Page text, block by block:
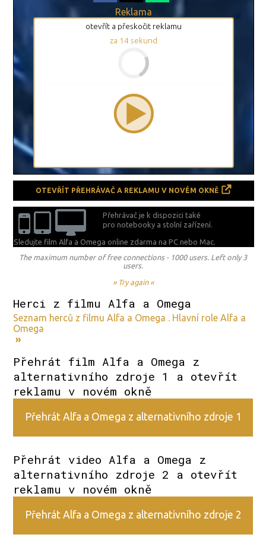
Reklama
otevřít a přeskočit reklamu
za 14 sekund
OTEVŘÍT PŘEHRÁVAČ A REKLAMU V NOVÉM OKNĚ
Přehrávač je k dispozici také
pro notebooky a stolní zařízení.
Sledujte film Alfa a Omega online zdarma naPC nebo Mac.
The maximum number of free connections - 1000 users. Left only 3
users.
» Try again «
Herci z filmu Alfa a Omega
Seznam herců z filmu Alfa a Omega . Hlavní role Alfa a
Omega
»
Přehrát film Alfa a Omega z
alternativního zdroje 1 a otevřít
reklamu v novém okně
Přehrát Alfa a Omega z alternativního zdroje 1
Přehrát video Alfa a Omega z
alternativního zdroje 2 a otevřít
reklamu v novém okně
Přehrát Alfa a Omega z alternativního zdroje 2